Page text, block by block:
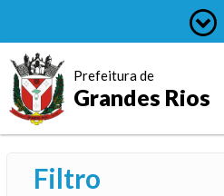
Prefeitura de
Grandes Rios
Filtro